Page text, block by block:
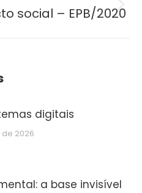
Próximo
social – EPB/2020
digitais
de 2026
a base invisível